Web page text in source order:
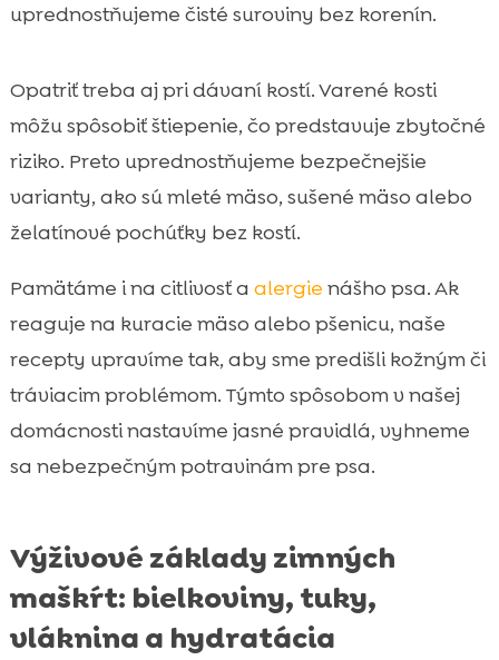
uprednostňujeme čisté suroviny bez korenín.
Opatriť treba aj pri dávaní kostí. Varené kosti
môžu spôsobiť štiepenie, čo predstavuje zbytočné
riziko. Preto uprednostňujeme bezpečnejšie
varianty, ako sú mleté mäso, sušené mäso alebo
želatínové pochúťky bez kostí.
Pamätáme i na citlivosť a alergie nášho psa. Ak
reaguje na kuracie mäso alebo pšenicu, naše
recepty upravíme tak, aby sme predišli kožným či
tráviacim problémom. Týmto spôsobom v našej
domácnosti nastavíme jasné pravidlá, vyhneme
sa nebezpečným potravinám pre psa.
Výživové základy zimných
maškŕt: bielkoviny, tuky,
vláknina a hydratácia